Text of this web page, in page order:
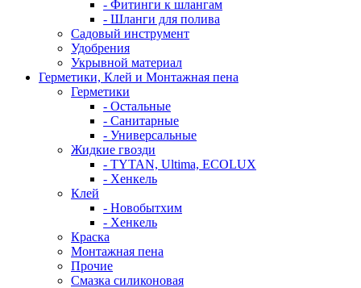
- Фитинги к шлангам
- Шланги для полива
Садовый инструмент
Удобрения
Укрывной материал
Герметики, Клей и Монтажная пена
Герметики
- Остальные
- Санитарные
- Универсальные
Жидкие гвозди
- TYTAN, Ultima, ECOLUX
- Хенкель
Клей
- Новобытхим
- Хенкель
Краска
Монтажная пена
Прочие
Смазка силиконовая